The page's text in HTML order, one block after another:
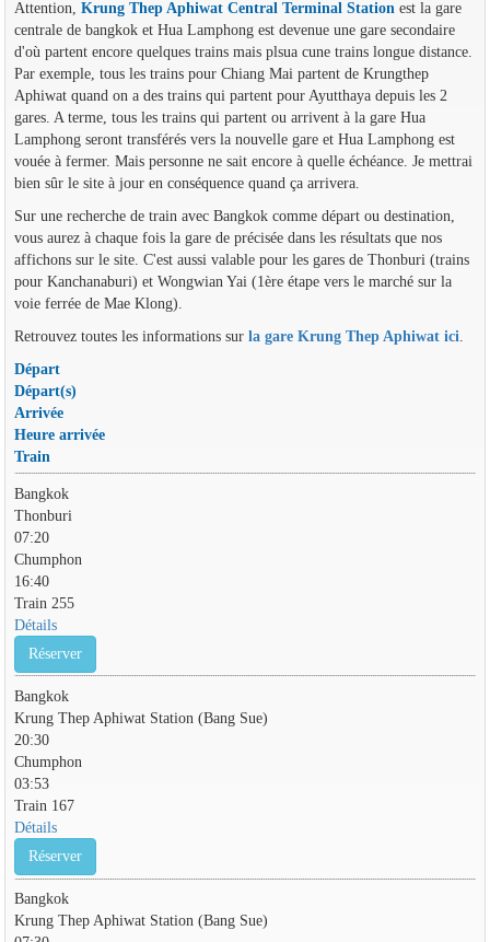
Attention, Krung Thep Aphiwat Central Terminal Stationest la gare
centrale de bangkok et Hua Lamphong est devenue une gare secondaire
d'où partent encore quelques trains mais plsua cune trains longue distance.
Par exemple, tous les trains pour Chiang Mai partent de Krungthep
Aphiwat quand on a des trains qui partent pour Ayutthaya depuis les 2
gares. A terme, tous les trains qui partent ou arrivent à la gare Hua
Lamphong seront transférés vers la nouvelle gare et Hua Lamphong est
vouée à fermer. Mais personne ne sait encore à quelle échéance. Je mettrai
bien sûr le site à jour en conséquence quand ça arrivera.
Sur une recherche de train avec Bangkok comme départ ou destination,
vous aurez à chaque fois la gare de précisée dans les résultats que nos
affichons sur le site. C'est aussi valable pour les gares de Thonburi (trains
pour Kanchanaburi) et Wongwian Yai (1ère étape vers le marché sur la
voie ferrée de Mae Klong).
Retrouvez toutes les informations sur la gare Krung Thep Aphiwat ici.
Départ
Départ(s)
Arrivée
Heure arrivée
Train
Bangkok
Thonburi
07:20
Chumphon
16:40
Train 255
Détails
Réserver
Bangkok
Krung Thep Aphiwat Station (Bang Sue)
20:30
Chumphon
03:53
Train 167
Détails
Réserver
Bangkok
Krung Thep Aphiwat Station (Bang Sue)